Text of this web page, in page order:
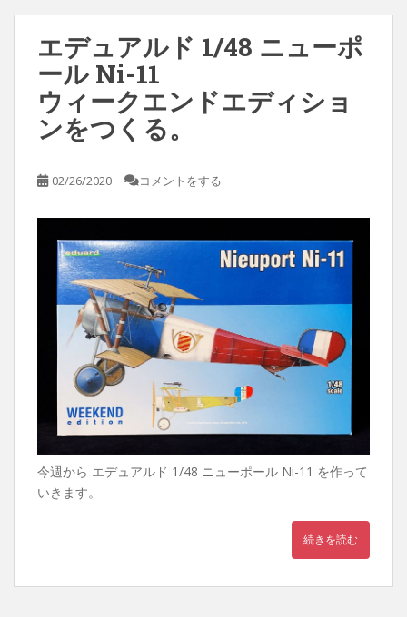
エデュアルド 1/48 ニューポ
ール Ni-11
ウィークエンドエディショ
ンをつくる。
02/26/2020 コメントをする
今週から エデュアルド 1/48 ニューポール Ni-11 を作って
いきます。
続きを読む